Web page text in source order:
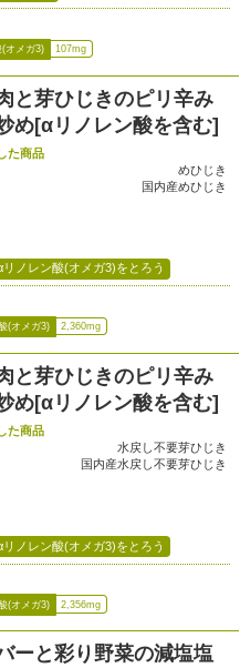
(オメガ3) 107mg
と芽ひじきのピリ辛み
め[αリノレン酸を含む]
た商品
めひじき
国内産めひじき
リノレン酸(オメガ3)をとろう
(オメガ3) 2,360mg
と芽ひじきのピリ辛み
め[αリノレン酸を含む]
た商品
水戻し不要芽ひじき
国内産水戻し不要芽ひじき
リノレン酸(オメガ3)をとろう
(オメガ3) 2,356mg
ーと彩り野菜の減塩塩